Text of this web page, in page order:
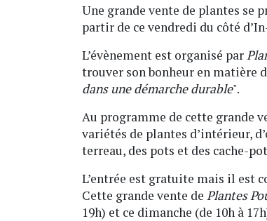
Une grande vente de plantes se
partir de ce vendredi du côté
L’évènement est organisé par
trouver son bonheur en matière
dans une démarche durable".
Au programme de cette grande
variétés de plantes d’intérieur,
terreau, des pots et des cache-
L’entrée est gratuite mais il est
Cette grande vente de Plantes
19h) et ce dimanche (de 10h à